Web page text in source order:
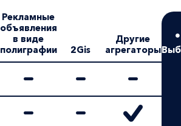
Рекламные
объявления
в виде
полиграфии
2Gis
Другие
агрегаторы